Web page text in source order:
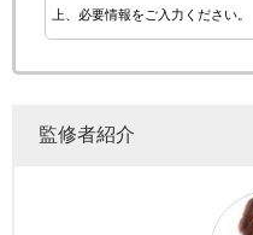
上、必要情報をご入力ください。
監修者紹介